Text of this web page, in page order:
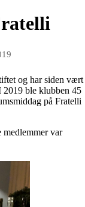
og har siden
2019 ble klubben 45
på Fratelli
var